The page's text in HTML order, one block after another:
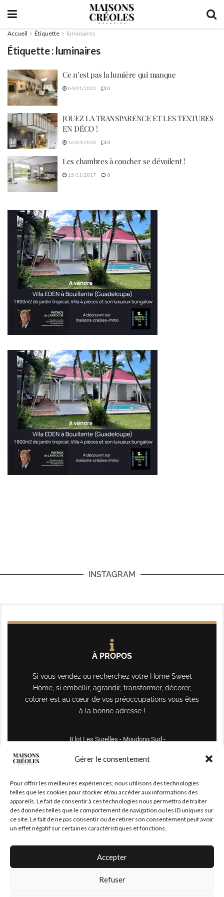
Gérer le consentement
Pour offrir les meilleures expériences, nous utilisons des technologies
telles que les cookies pour stocker et/ou accéder aux informations des
appareils. Le fait de consentir à ces technologies nous permettra de traiter
des données telles que le comportement de navigation ou les ID uniques sur
ce site. Le fait de ne pas consentir ou de retirer son consentement peut avoir
un effet négatif sur certaines caractéristiques et fonctions.
Accepter
Refuser
Accueil Étiquette luminaires
Étiquette : luminaires
Ce n’est pas la lumière qui manque
04/01/2023 0
JOUEZ LA TRANSPARENCE ET LES TEXTURES
EN DÉCO !
16/04/2020 0
Les chambres à coucher se dévoilent !
15/11/2017 0
INSTAGRAM
À PROPOS
Si vous vendez ou recherchez votre Home Sweet
Home, si embellir, agrandir, transformer, décorer,
colorer est au cœur de vos préoccupations vous êtes
à la bonne adresse !
8 lot Les Surelles - Moudong Sud -
maisonscreoles.immo@gmail.com